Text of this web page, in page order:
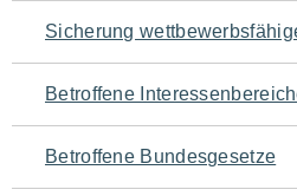
Navigation
für
den
Seiteninhalt
Sicherung
Betroffene
Betroffene Bundesgesetze